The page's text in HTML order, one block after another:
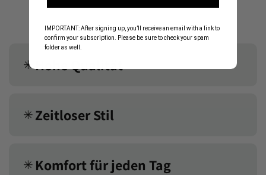
✳︎Hohe Qualität
✳︎Zeitloser Stil
✳︎ Komfort für jeden Tag
IMPORTANT: After signing up, you’ll receive an email with a link to
confirm your subscription. Please be sure to check your spam
folder as well.